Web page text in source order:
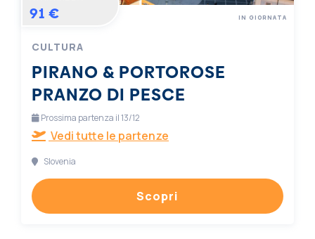
91 €
CULTURA
PIRANO & PORTOROSE
PRANZO DI PESCE
IN GIORNATA
Prossima partenza il 13/12
Vedi tutte le partenze
Slovenia
Scopri